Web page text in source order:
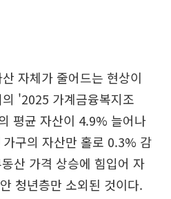
자체가 줄어드는 현상이
'2025 가계금융복지조
평균 자산이 4.9% 늘어나
구의 자산만 홀로 0.3% 감
산 가격 상승에 힘입어 자
청년층만 소외된 것이다.